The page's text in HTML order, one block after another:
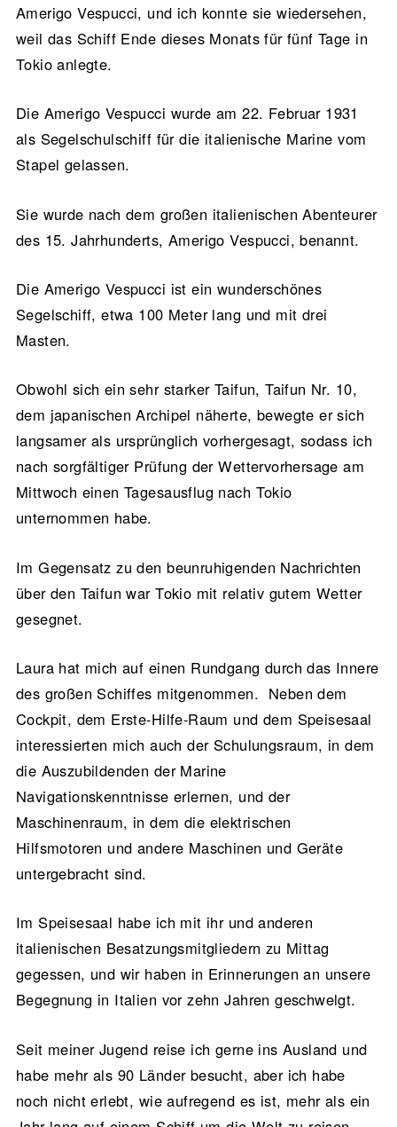
Amerigo Vespucci, und ich konnte sie wiedersehen,
weil das Schiff Ende dieses Monats für fünf Tage in
Tokio anlegte.
Die Amerigo Vespucci wurde am 22. Februar 1931
als Segelschulschiff für die italienische Marine vom
Stapel gelassen.
Sie wurde nach dem großen italienischen Abenteurer
des 15. Jahrhunderts, Amerigo Vespucci, benannt.
Die Amerigo Vespucci ist ein wunderschönes
Segelschiff, etwa 100 Meter lang und mit drei
Masten.
Obwohl sich ein sehr starker Taifun, Taifun Nr. 10,
dem japanischen Archipel näherte, bewegte er sich
langsamer als ursprünglich vorhergesagt, sodass ich
nach sorgfältiger Prüfung der Wettervorhersage am
Mittwoch einen Tagesausflug nach Tokio
unternommen habe.
Im Gegensatz zu den beunruhigenden Nachrichten
über den Taifun war Tokio mit relativ gutem Wetter
gesegnet.
Laura hat mich auf einen Rundgang durch das Innere
des großen Schiffes mitgenommen. Neben dem
Cockpit, dem Erste-Hilfe-Raum und dem Speisesaal
interessierten mich auch der Schulungsraum, in dem
die Auszubildenden der Marine
Navigationskenntnisse erlernen, und der
Maschinenraum, in dem die elektrischen
Hilfsmotoren und andere Maschinen und Geräte
untergebracht sind.
Im Speisesaal habe ich mit ihr und anderen
italienischen Besatzungsmitgliedern zu Mittag
gegessen, und wir haben in Erinnerungen an unsere
Begegnung in Italien vor zehn Jahren geschwelgt.
Seit meiner Jugend reise ich gerne ins Ausland und
habe mehr als 90 Länder besucht, aber ich habe
noch nicht erlebt, wie aufregend es ist, mehr als ein